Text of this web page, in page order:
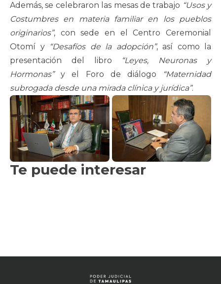
Además, se celebraron las mesas de trabajo “Usos y
Costumbres en materia familiar en los pueblos
originarios”, con sede en el Centro Ceremonial
Otomí y
“Desafíos de la adopción”, así como la
presentación del libro
“Leyes, Neuronas y
Hormonas”y el Foro de diálogo
“Maternidad
subrogada desde una mirada clínica y jurídica”.
Te puede interesar